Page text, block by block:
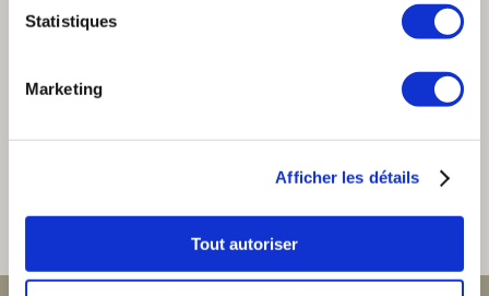
Statistiques
Marketing
Afficher les détails
Tout autoriser